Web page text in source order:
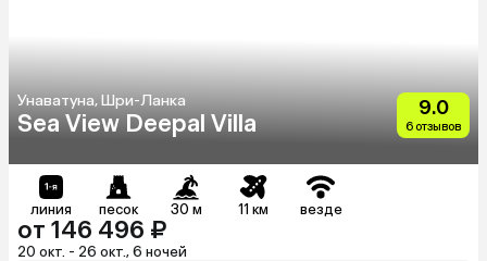
Унаватуна, Шри-Ланка
Sea View Deepal Villa
9.0
6 отзывов
линия песок 30 м 11 км везде
от 146 496 ₽
20 окт. - 26 окт., 6 ночей